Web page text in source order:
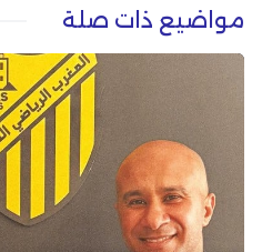
مواضيع ذات صلة